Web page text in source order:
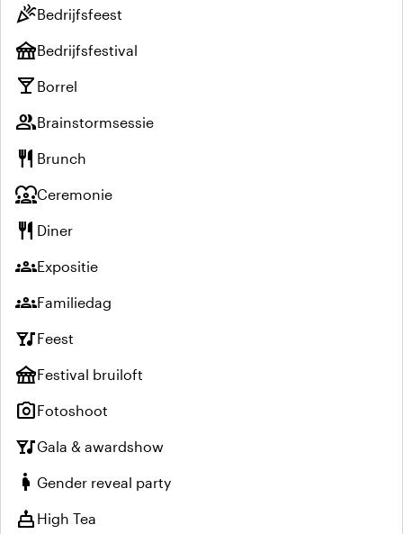
celebrationBedrijfsfeest
festivalBedrijfsfestival
local_bar Borrel
groupBrainstormsessie
restaurant Brunch
diversity_1Ceremonie
restaurant Diner
groupsExpositie
groupsFamiliedag
nightlifeFeest
festivalFestival bruiloft
photo_cameraFotoshoot
nightlifeGala & awardshow
pregnant_woman Gender reveal party
cake High Tea